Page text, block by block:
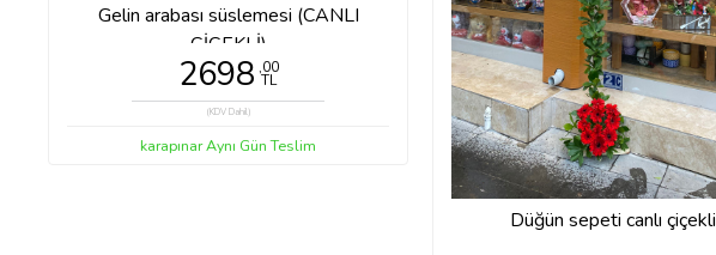
Gelin arabası süslemesi (CANLI
ÇİÇEKLİ)
2698 ,00
TL
(KDV Dahil)
karapınar Aynı Gün Teslim
Düğün sepeti canlı çiçekli